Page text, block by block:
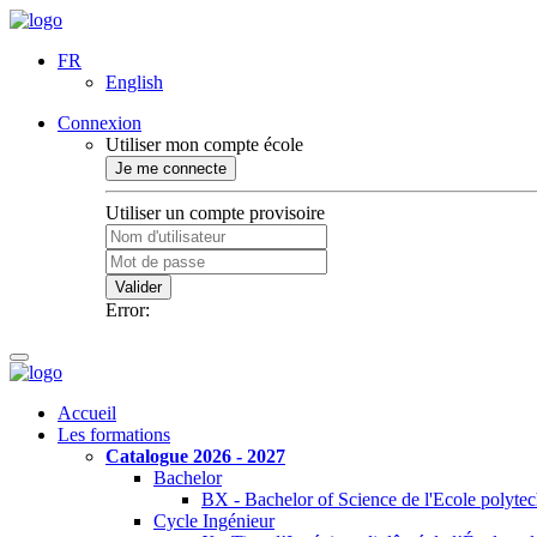
FR
English
Connexion
Utiliser mon compte école
Je me connecte
Utiliser un compte provisoire
Valider
Error:
Accueil
Les formations
Catalogue 2026 - 2027
Bachelor
BX - Bachelor of Science de l'Ecole
Cycle Ingénieur